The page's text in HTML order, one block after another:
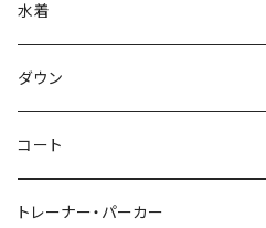
水着
～44/S
46/M
48/L
ダウン
～44/S
46/M
コート
～44/S
トレーナー・パーカー